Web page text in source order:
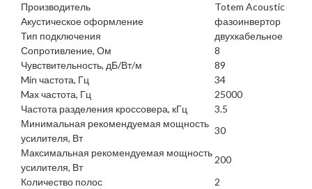
Производитель
Totem Acoustic
Акустическое оформление
фазоинвертор
Тип подключения
двухкабельное
Сопротивление, Ом
8
Чувствительность, дБ/Вт/м
89
Min частота, Гц
34
Max частота, Гц
25000
Частота разделения кроссовера, кГц
3.5
Минимальная рекомендуемая мощность
усилителя, Вт
30
Максимальная рекомендуемая мощность
усилителя, Вт
200
Количество полос
2